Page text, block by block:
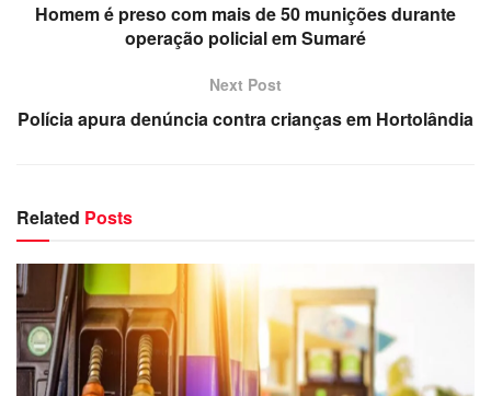
Homem é preso com mais de 50 munições durante
operação policial em Sumaré
Next Post
Polícia apura denúncia contra crianças em Hortolândia
Related Posts